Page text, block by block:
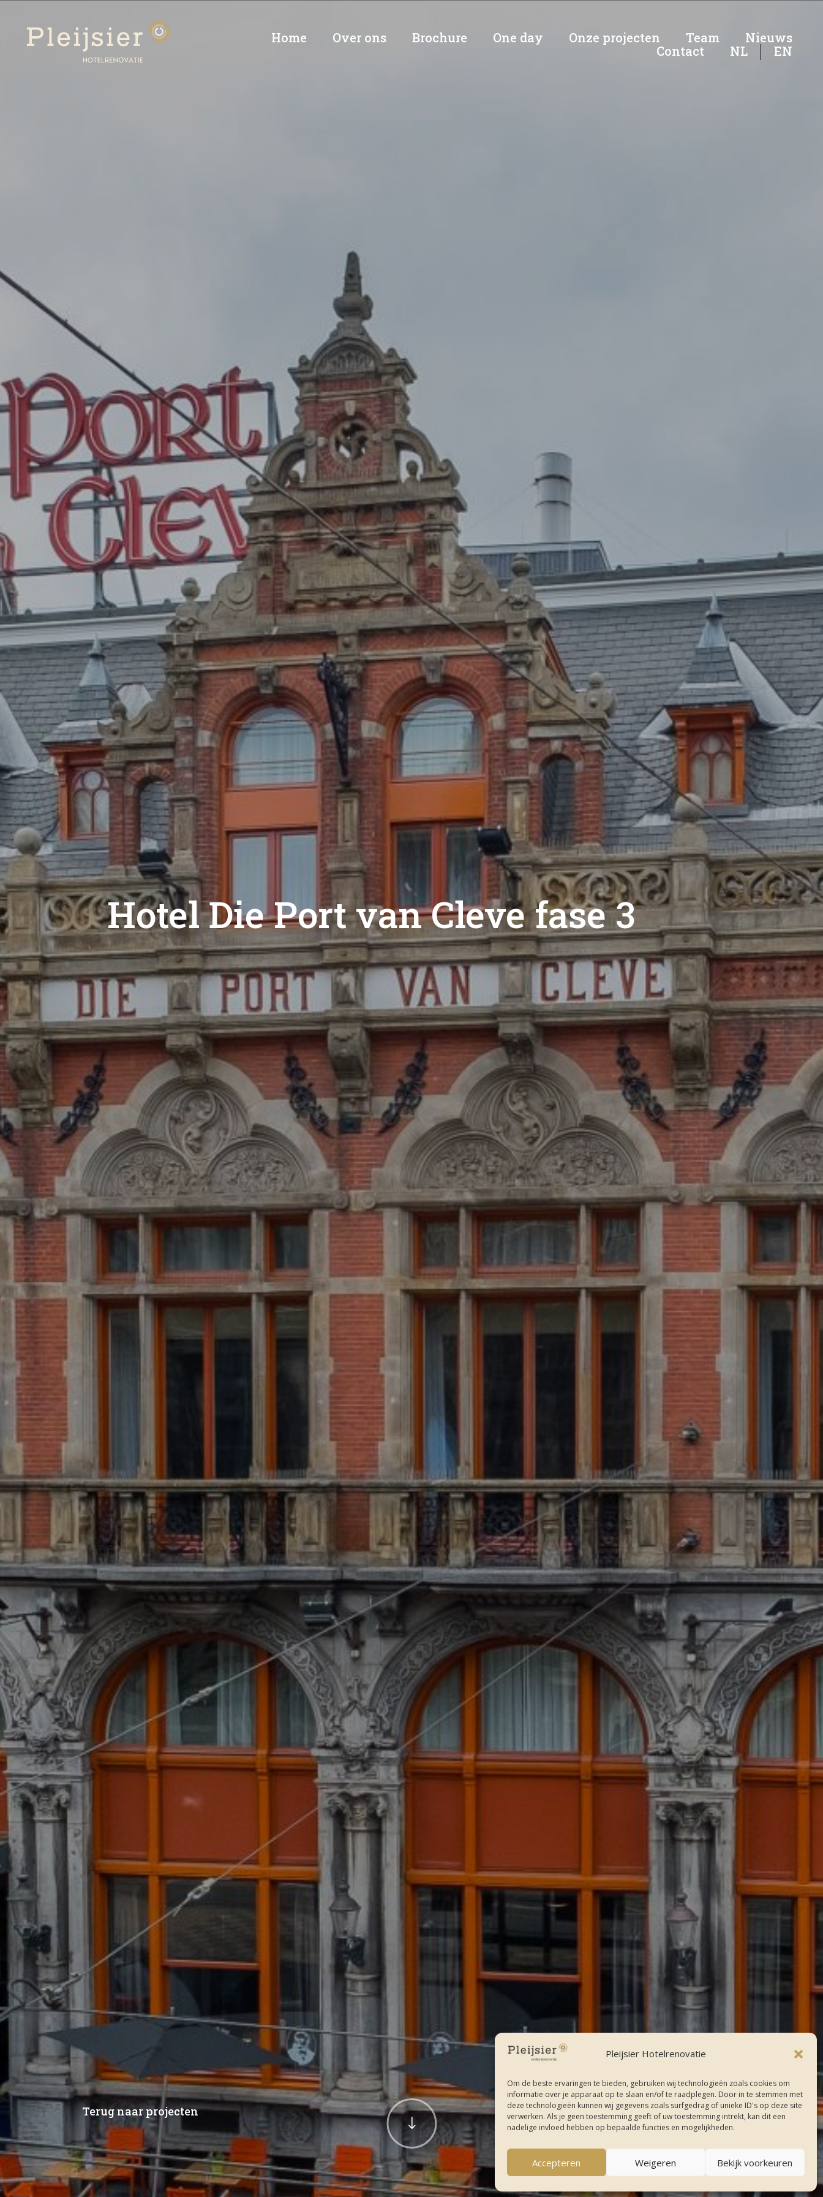
Pleijsier Hotelrenovatie
Om de beste ervaringen te bieden, gebruiken wij technologieën zoals cookies om
informatie over je apparaat op te slaan en/of te raadplegen. Door in te stemmen met
deze technologieën kunnen wij gegevens zoals surfgedrag of unieke ID's op deze site
verwerken. Als je geen toestemming geeft of uw toestemming intrekt, kan dit een
nadelige invloed hebben op bepaalde functies en mogelijkheden.
Accepteren Weigeren Bekijk voorkeuren
Home Over ons Brochure One day Onze projecten Team
Nieuws
Contact
NL EN
Hotel Die Port van Cleve fase 3
Terug naar projecten
"